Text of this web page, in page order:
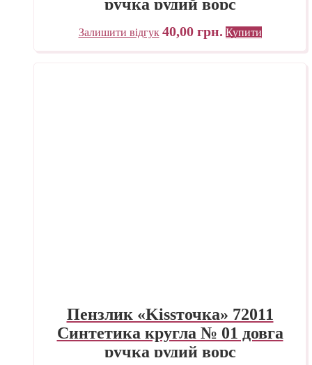
ручка рудий ворс
Залишити відгук 40,00 грн. Купити
Пензлик «Kissточка» 72011
Синтетика кругла № 01 довга
ручка рудий ворс